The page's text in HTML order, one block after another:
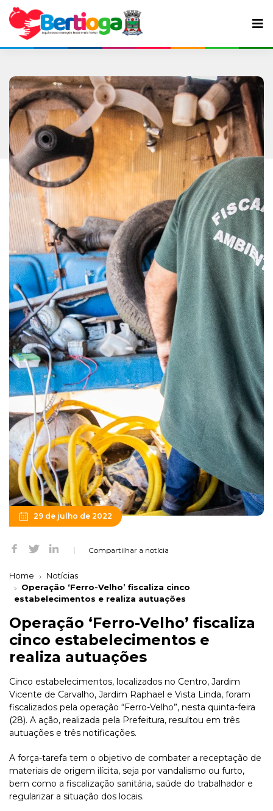
29 de julho de 2022
Compartilhar a notícia
Home
Notícias
Operação ‘Ferro-Velho’ fiscaliza cinco
estabelecimentos e realiza autuações
Operação ‘Ferro-Velho’ fiscaliza
cinco estabelecimentos e
realiza autuações
Cinco estabelecimentos, localizados no Centro, Jardim
Vicente de Carvalho, Jardim Raphael e Vista Linda, foram
fiscalizados pela operação “Ferro-Velho”, nesta quinta-feira
(28). A ação, realizada pela Prefeitura, resultou em três
autuações e três notificações.
A força-tarefa tem o objetivo de combater a receptação de
materiais de origem ilícita, seja por vandalismo ou furto,
bem como a fiscalização sanitária, saúde do trabalhador e
regularizar a situação dos locais.